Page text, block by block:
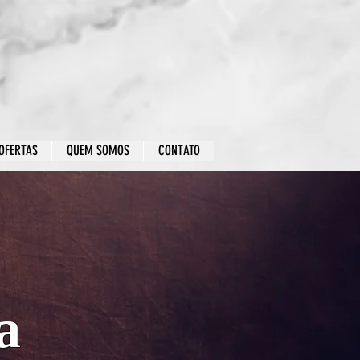
QUEM SOMOS CONTATO